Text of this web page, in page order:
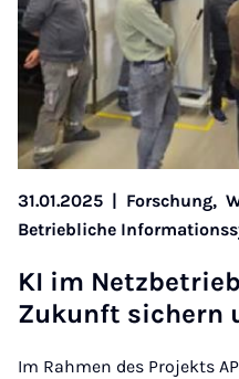
31.01.2025 Forschung,
Betriebliche
KI im
Zu­kunft si­chern
Im Rahmen des Projekts